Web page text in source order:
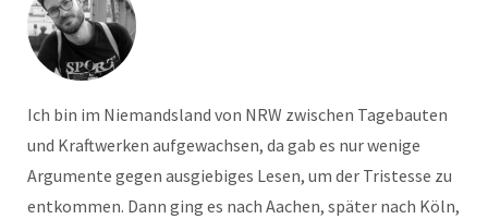
Ich bin im Niemandsland von NRW zwischen Tagebauten
und Kraftwerken aufgewachsen, da gab es nur wenige
Argumente gegen ausgiebiges Lesen, um der Tristesse zu
entkommen. Dann ging es nach Aachen, später nach Köln,